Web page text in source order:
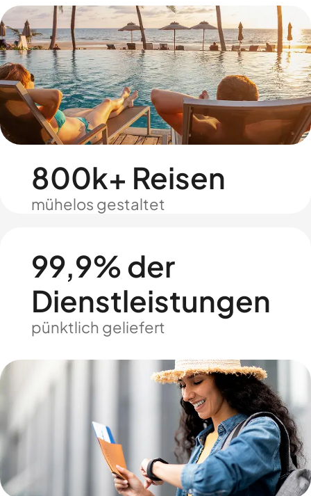
800k+ Reisen
mühelos gestaltet
99,9% der
Dienstleistungen
pünktlich geliefert